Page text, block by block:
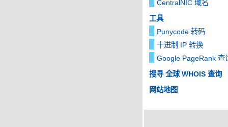
CentralNIC 域名
工具
Punycode 转码
十进制 IP 转换
Google PageRank 查
搜寻 全球 WHOIS 查询
网站地图